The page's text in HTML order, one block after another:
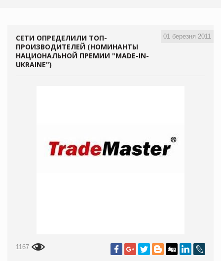
01 березня 2011
СЕТИ ОПРЕДЕЛИЛИ ТОП-
ПРОИЗВОДИТЕЛЕЙ (НОМИНАНТЫ
НАЦИОНАЛЬНОЙ ПРЕМИИ "MADE-IN-
UKRAINE")
1167